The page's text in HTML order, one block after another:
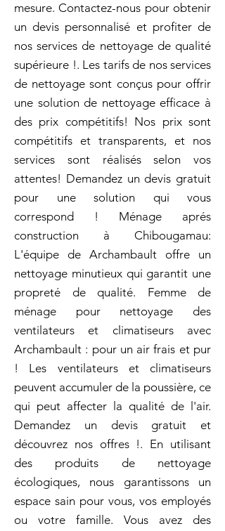
mesure. Contactez-nous pour obtenir
un devis personnalisé et profiter de
nos services de nettoyage de qualité
supérieure !. Les tarifs de nos services
de nettoyage sont conçus pour offrir
une solution de nettoyage efficace à
des prix compétitifs! Nos prix sont
compétitifs et transparents, et nos
services sont réalisés selon vos
attentes! Demandez un devis gratuit
pour une solution qui vous
correspond ! Ménage aprés
construction à Chibougamau:
L'équipe de Archambault offre un
nettoyage minutieux qui garantit une
propreté de qualité. Femme de
ménage pour nettoyage des
ventilateurs et climatiseurs avec
Archambault : pour un air frais et pur
! Les ventilateurs et climatiseurs
peuvent accumuler de la poussière, ce
qui peut affecter la qualité de l'air.
Demandez un devis gratuit et
découvrez nos offres !. En utilisant
des produits de nettoyage
écologiques, nous garantissons un
espace sain pour vous, vos employés
ou votre famille. Vous avez des